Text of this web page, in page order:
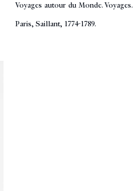
Voyages autour du Monde. Voyages.
Paris, Saillant, 1774-1789.